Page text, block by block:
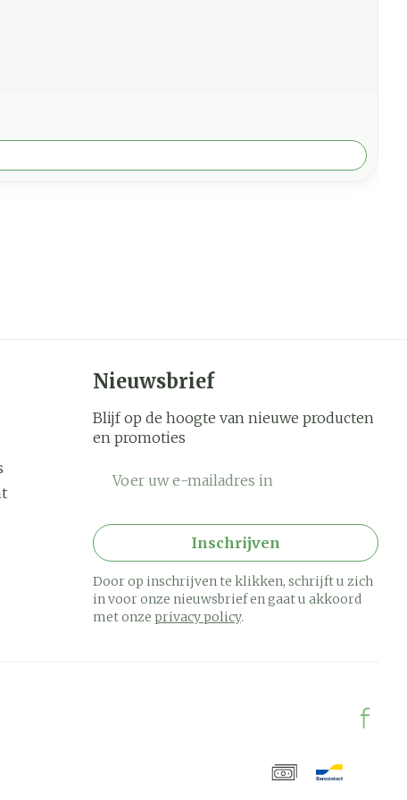
Nieuwsbrief
Blijf op de hoogte van nieuwe producten
en promoties
Inschrijven
Door op inschrijven te klikken, schrijft u zich
in voor onze nieuwsbrief en gaat u akkoord
met onze privacy policy.